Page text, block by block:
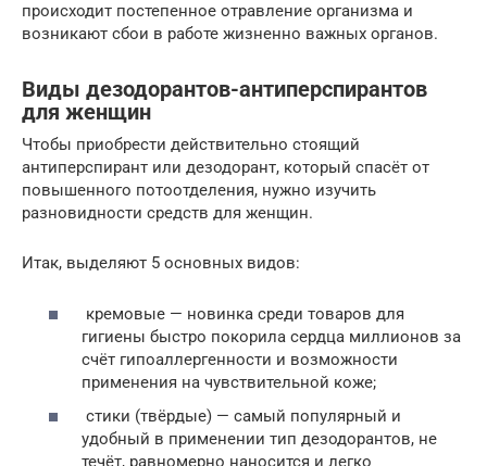
происходит постепенное отравление организма и
возникают сбои в работе жизненно важных органов.
Виды дезодорантов-антиперспирантов
для женщин
Чтобы приобрести действительно стоящий
антиперспирант или дезодорант, который спасёт от
повышенного потоотделения, нужно изучить
разновидности средств для женщин.
Итак, выделяют 5 основных видов:
кремовые — новинка среди товаров для
гигиены быстро покорила сердца миллионов за
счёт гипоаллергенности и возможности
применения на чувствительной коже;
стики (твёрдые) — самый популярный и
удобный в применении тип дезодорантов, не
течёт, равномерно наносится и легко